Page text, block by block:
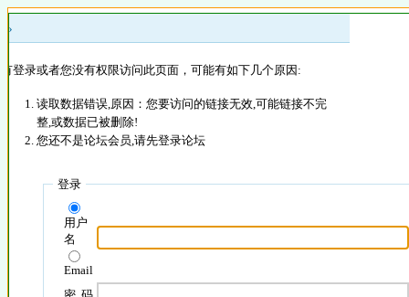
»
登录或者您没有权限访问此页面，可能有如下几个原因:
读取数据错误,原因：您要访问的链接无效,可能链接不完
整,或数据已被删除!
您还不是论坛会员,请先登录论坛
登录
用户
名
Email